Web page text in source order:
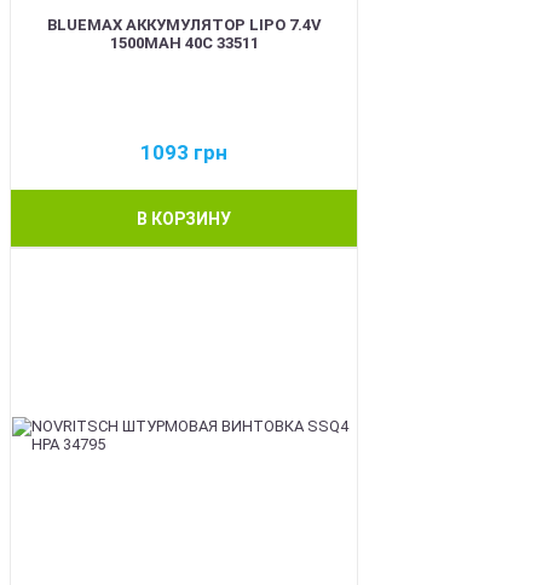
BLUEMAX АККУМУЛЯТОР LIPO 7.4V
1500MAH 40C 33511
1093 грн
В КОРЗИНУ